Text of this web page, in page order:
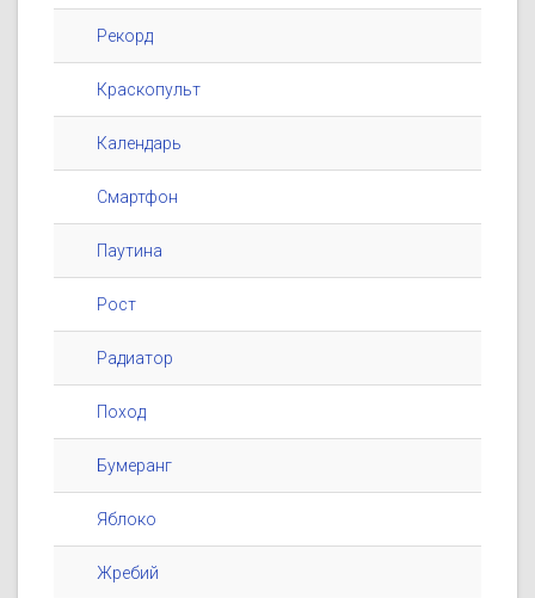
Рекорд
Краскопульт
Календарь
Смартфон
Паутина
Рост
Радиатор
Поход
Бумеранг
Яблоко
Жребий